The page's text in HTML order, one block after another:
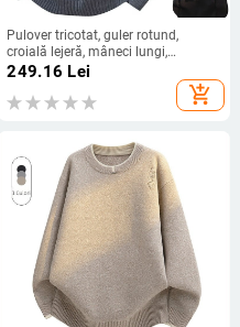
Pulover tricotat, guler rotund,
croială lejeră, mâneci lungi,
amestec de poliester respirabil
249.16 Lei
add_shopping_cart